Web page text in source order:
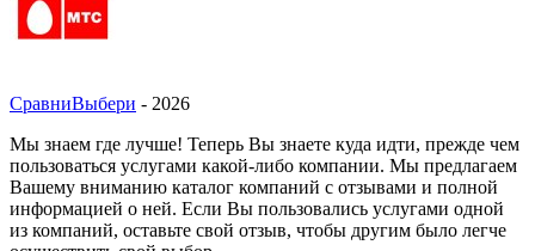
СравниВыбери - 2026
Мы знаем где лучше! Теперь Вы знаете куда идти, прежде чем
пользоваться услугами какой-либо компании. Мы предлагаем
Вашему вниманию каталог компаний с отзывами и полной
информацией о ней. Если Вы пользовались услугами одной
из компаний, оставьте свой отзыв, чтобы другим было легче